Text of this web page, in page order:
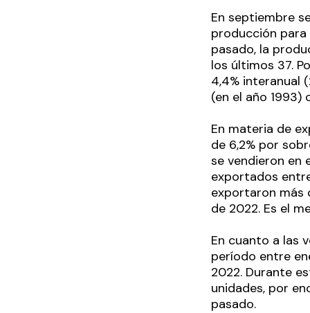
En septiembre
producción para
pasado, la
los últimos 37.
4,4% interanual
(en el año 1993)
En materia de
de 6,2% por
se vendieron en
exportados
exportaron más
de 2022. Es el
En cuanto a las
período entre
2022. Durante
unidades, por
pasado.